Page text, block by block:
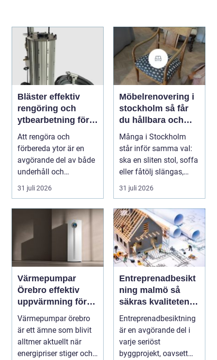
Bläster effektiv
rengöring och
ytbearbetning för
proffs och
hantverkare
Att rengöra och
förbereda ytor är en
avgörande del av både
underhåll och
renovering. Färg, rost,
31 juli 2026
Möbelrenovering i
stockholm så får
du hållbara och
vackra möbler
Många i Stockholm
står inför samma val:
ska en sliten stol, soffa
eller fåtölj slängas,
säljas billi...
31 juli 2026
Värmepumpar
Örebro effektiv
uppvärmning för
hus och fastigheter
Värmepumpar örebro
är ett ämne som blivit
alltmer aktuellt när
energipriser stiger och
Entreprenadbesikt
ning malmö så
säkras kvaliteten i
byggprojekt
Entreprenadbesiktning
är en avgörande del i
varje seriöst
byggprojekt, oavsett